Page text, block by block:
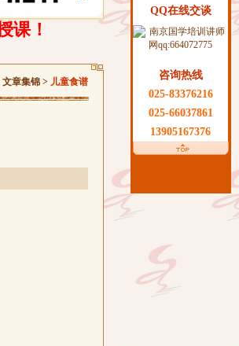
QQ在线交谈
咨询热线
025-83376216
025-66037861
13905167376
课！
文章集锦 > 儿童食谱